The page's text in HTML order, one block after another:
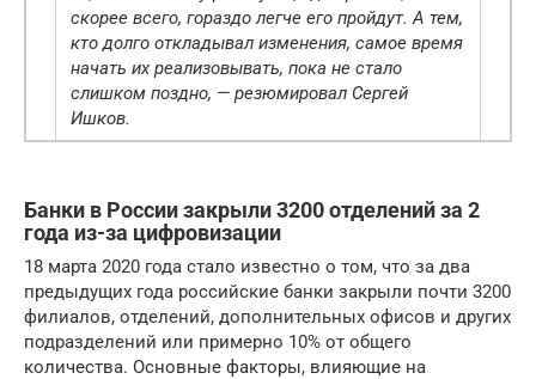
скорее всего, гораздо легче его пройдут. А тем,
кто долго откладывал изменения, самое время
начать их реализовывать, пока не стало
слишком поздно, — резюмировал Сергей
Ишков.
Банки в России закрыли 3200 отделений за 2
года из-за цифровизации
18 марта 2020 года стало известно о том, что за два
предыдущих года российские банки закрыли почти 3200
филиалов, отделений, дополнительных офисов и других
подразделений или примерно 10% от общего
количества. Основные факторы, влияющие на